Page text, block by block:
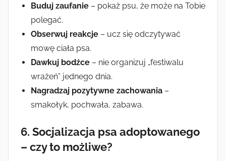
Buduj zaufanie – pokaż psu, że może na Tobie
polegać.
Obserwuj reakcje – ucz się odczytywać
mowę ciała psa.
Dawkuj bodźce – nie organizuj „festiwalu
wrażeń” jednego dnia.
Nagradzaj pozytywne zachowania –
smakołyk, pochwała, zabawa.
6. Socjalizacja psa adoptowanego
– czy to możliwe?